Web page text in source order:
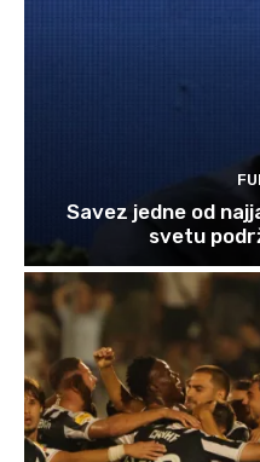
Savez jedne od
svetu